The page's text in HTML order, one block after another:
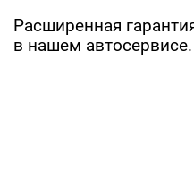
Расширенная
в нашем автосервисе.